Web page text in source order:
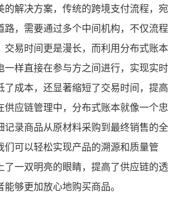
的解决方案，传统的跨境支付流程，宛
路，需要通过多个中间机构，不仅流程
交易时间更是漫长，而利用分布式账本
一样直接在参与方之间进行，实现实时
了成本，还显著缩短了交易时间，提高
供应链管理中，分布式账本就像一个忠
记录商品从原材料采购到最终销售的全
们可以轻松实现产品的溯源和质量管
了一双明亮的眼睛，提高了供应链的透
够更加放心地购买商品。